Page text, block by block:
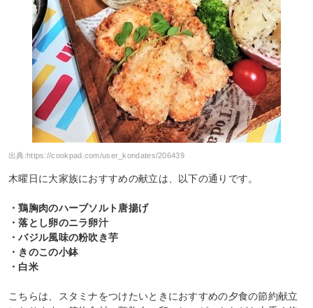
出典:https://cookpad.com/user_kondates/206439
木曜日に大家族におすすめの献立は、以下の通りです。
・鶏胸肉のハーブソルト唐揚げ
・落とし卵のニラ卵汁
・バジル風味の粉吹き芋
・きのこの小鉢
・白米
こちらは、スタミナをつけたいときにおすすめの夕食の節約献立